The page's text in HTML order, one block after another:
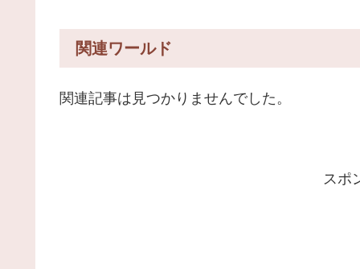
関連ワールド
関連記事は見つかりませんでした。
スポ